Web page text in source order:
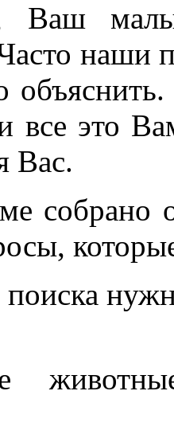
Ваш
наши
все это
Вас.
собрано